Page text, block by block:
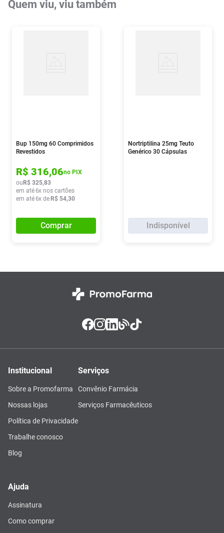
Quem viu, viu também
Bup 150mg 60 Comprimidos
Revestidos
R$ 316,06no PIX
ou R$ 325,83
em até6x nos cartões
em até6x de R$ 54,30
Comprar
Nortriptilina 25mg Teuto
Genérico 30 Cápsulas
Indisponível
Institucional
Sobre a Promofarma
Nossas lojas
Política de Privacidade
Trabalhe conosco
Blog
Serviços
Convênio Farmácia
Serviços Farmacêuticos
Ajuda
Assinatura
Como comprar